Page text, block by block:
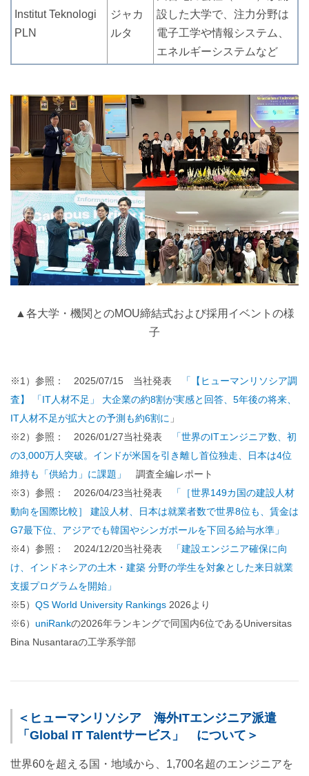
Institut Teknologi
PLN
ジャカ
ルタ
設した大学で、注力分野は
電子工学や情報システム、
エネルギーシステムなど
▲各大学・機関とのMOU締結式および採用イベントの様
子
※1）参照： 2025/07/15 当社発表
「【ヒューマンリソシア調
査】 「IT人材不足」 大企業の約8割が実感と回答、5年後の将来、
IT人材不足が拡大との予測も約6割に 」
※2）参照： 2026/01/27当社発表
「世界のITエンジニア数、初
の3,000万人突破。インドが米国を引き離し首位独走、日本は4位
維持も「供給力」に課題」
調査全編レポート
※3）参照： 2026/04/23当社発表
「［世界149カ国の建設人材
動向を国際比較］ 建設人材、日本は就業者数で世界8位も、賃金は
G7最下位、アジアでも韓国やシンガポールを下回る給与水準」
※4）参照： 2024/12/20当社発表
「建設エンジニア確保に向
け、インドネシアの土木・建築 分野の学生を対象とした来日就業
支援プログラムを開始」
※5） QS World University Rankings 2026より
※6） uniRankの2026年ランキングで同国内6位であるUniversitas
Bina Nusantaraの工学系学部
＜ヒューマンリソシア 海外ITエンジニア派遣
「Global IT Talentサービス」 について＞
世界60を超える国・地域から、1,700名超のエンジニアを